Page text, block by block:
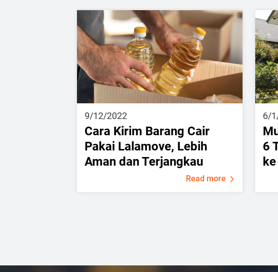
9/12/2022
Cara Kirim Barang Cair
Pakai Lalamove, Lebih
Aman dan Terjangkau
Read more
6/
6